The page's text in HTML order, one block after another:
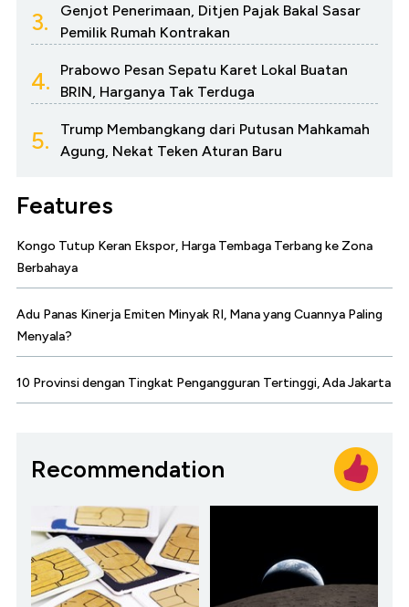
3.
Genjot Penerimaan, Ditjen Pajak Bakal Sasar
Pemilik Rumah Kontrakan
4.
Prabowo Pesan Sepatu Karet Lokal Buatan
BRIN, Harganya Tak Terduga
5.
Trump Membangkang dari Putusan Mahkamah
Agung, Nekat Teken Aturan Baru
Features
Kongo Tutup Keran Ekspor, Harga Tembaga Terbang ke Zona
Berbahaya
Adu Panas Kinerja Emiten Minyak RI, Mana yang Cuannya Paling
Menyala?
10 Provinsi dengan Tingkat Pengangguran Tertinggi, Ada Jakarta
Recommendation